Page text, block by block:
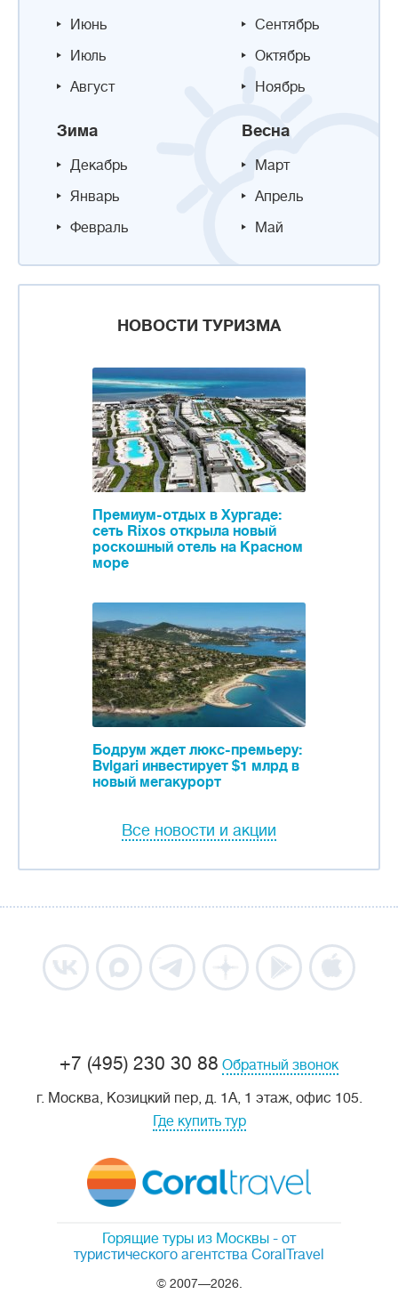
Июнь
Июль
Август
Сентябрь
Октябрь
Ноябрь
Зима
Декабрь
Январь
Февраль
Весна
Март
Апрель
Май
НОВОСТИ ТУРИЗМА
Премиум-отдых в Хургаде:
сеть Rixos открыла новый
роскошный отель на Красном
море
Бодрум ждет люкс-премьеру:
Bvlgari инвестирует $1 млрд в
новый мегакурорт
Все новости и акции
Горящие туры из Москвы - от
туристического агентства CoralTravel
© 2007—2026.
+7 (495) 230 30 88 Обратный звонок
г. Москва, Козицкий пер, д. 1А, 1 этаж, офис 105.
Где купить тур